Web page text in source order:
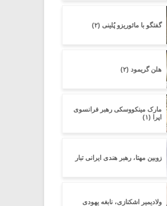
گفتگو با مائوریزو پُلینی (۲)
هلن گریمود (۲)
مارک مینکووسکی رهبر فرانسوی
اپرا (۱)
زوبین مهتا، رهبر هندی ایرانی تبار
ولادیمیر اشکنازی، نابغه یهودی